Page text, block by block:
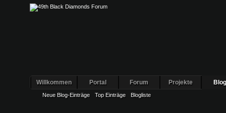
Willkommen Portal Forum Projekte
Neue Blog-Einträge Top Einträge Blogliste